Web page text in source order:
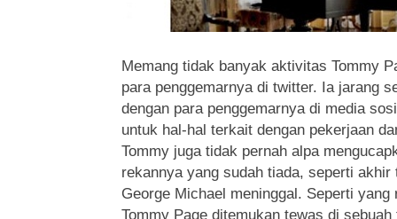
Memang tidak banyak aktivitas Tommy
para penggemarnya di twitter. Ia jarang
dengan para penggemarnya di media
untuk hal-hal terkait dengan pekerjaan
Tommy juga tidak pernah alpa
rekannya yang sudah tiada, seperti akhir
George Michael meninggal. Seperti
Tommy Page ditemukan tewas di